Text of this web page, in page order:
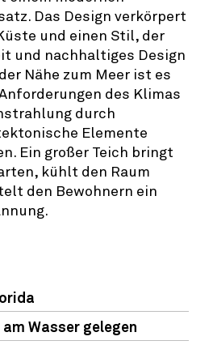
Das Design verkörpert
und einen Stil, der
und nachhaltiges Design
Nähe zum Meer ist es
des Klimas
durch
Elemente
Ein großer Teich bringt
kühlt den Raum
den Bewohnern ein
am Wasser gelegen